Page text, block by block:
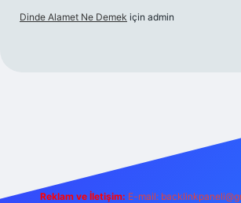
Dinde Alamet Ne Demek için admin
Reklam ve İletişim: E-mail: